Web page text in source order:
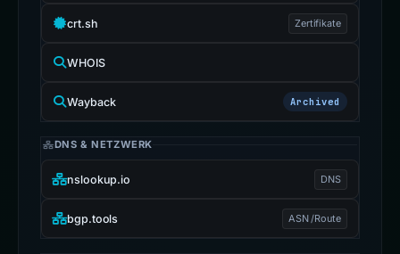
crt.sh Zertifikate
WHOIS
Wayback Archived
DNS & NETZWERK
nslookup.io DNS
bgp.tools ASN /Route